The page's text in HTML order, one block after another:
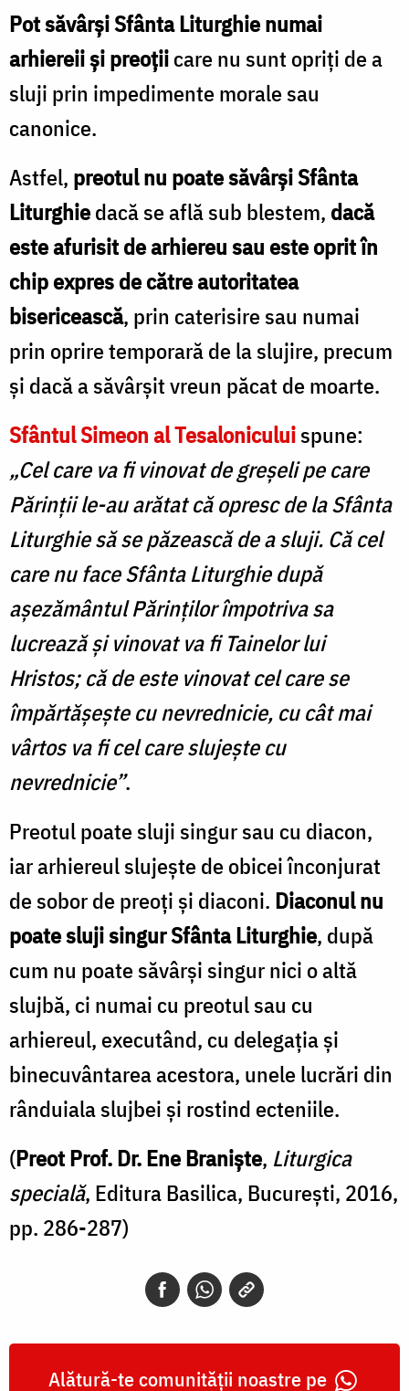
Pot săvârși Sfânta Liturghie numai
arhiereii și preoțiicare nu sunt opriți de a
sluji prin impedimente morale sau
canonice.
Astfel, preotul nu poate săvârși Sfânta
Liturghiedacă se află sub blestem, dacă
este afurisit de arhiereu sau este oprit în
chip expres de către autoritatea
bisericească, prin caterisire sau numai
prin oprire temporară de la slujire, precum
și dacă a săvârșit vreun păcat de moarte.
Sfântul Simeon al Tesaloniculuispune:
„Cel care va fi vinovat de greșeli pe care
Părinții le-au arătat că opresc de la Sfânta
Liturghie să se păzească de a sluji. Că cel
care nu face Sfânta Liturghie după
așezământul Părinților împotriva sa
lucrează și vinovat va fi Tainelor lui
Hristos; că de este vinovat cel care se
împărtășește cu nevrednicie, cu cât mai
vârtos va fi cel care slujește cu
nevrednicie”.
Preotul poate sluji singur sau cu diacon,
iar arhiereul slujește de obicei înconjurat
de sobor de preoți și diaconi. Diaconul nu
poate sluji singur Sfânta Liturghie, după
cum nu poate săvârși singur nici o altă
slujbă, ci numai cu preotul sau cu
arhiereul, executând, cu delegația și
binecuvântarea acestora, unele lucrări din
rânduiala slujbei și rostind ecteniile.
(Preot Prof. Dr. Ene Braniște, Liturgica
specială, Editura Basilica, București, 2016,
pp. 286-287)
Alătură-te comunității noastre pe